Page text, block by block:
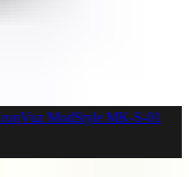
ModStyle MK-S-01